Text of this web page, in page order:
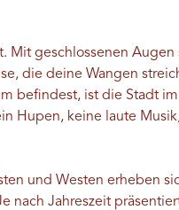
Mit geschlossenen
die deine Wangen
befindest, ist die Stadt
Hupen, keine laute
und Westen erheben
nach Jahreszeit